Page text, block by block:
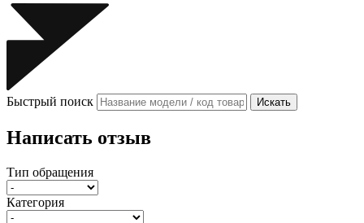
Быстрый поиск Искать
Написать отзыв
Тип обращения
Категория